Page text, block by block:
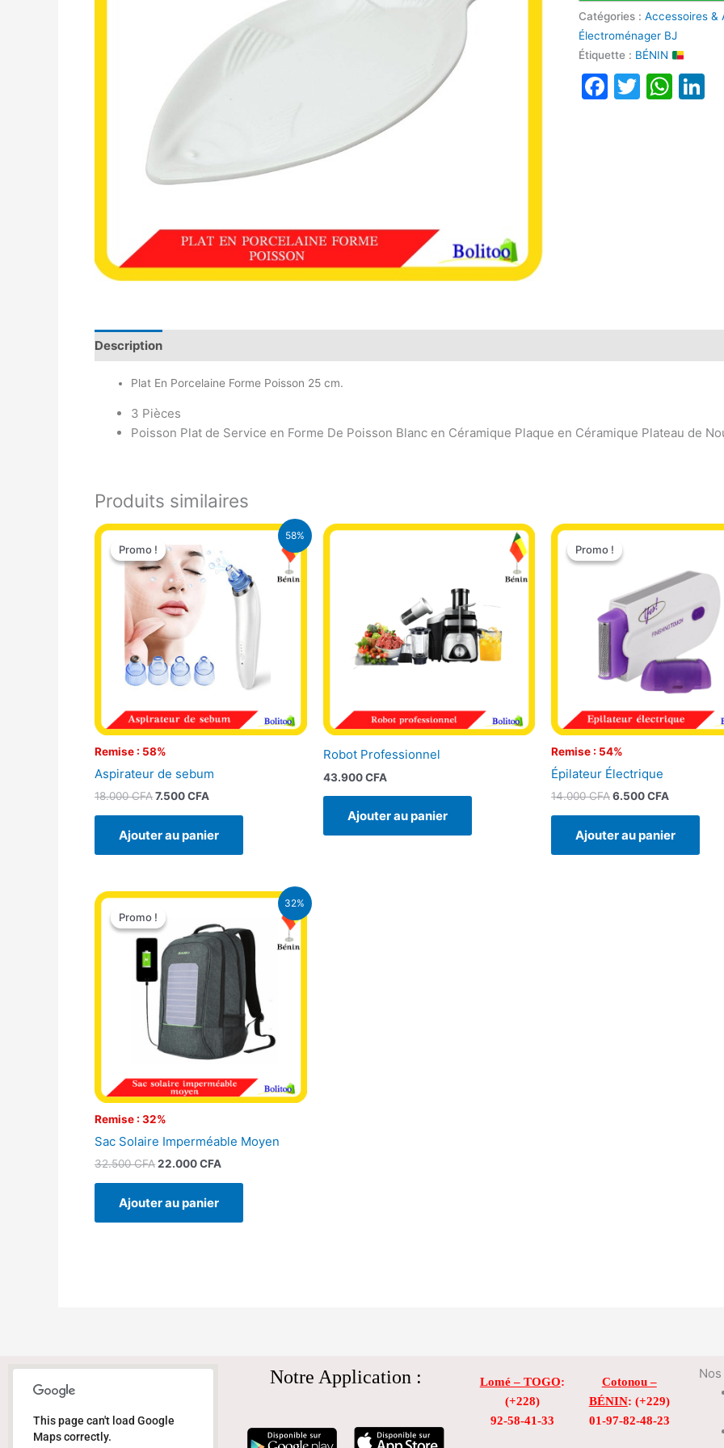
Catégories :Accessoires &
Électroménager BJ
Étiquette : BÉNIN
Facebook
Twitter
Description
Plat En Porcelaine Forme Poisson 25 cm.
3 Pièces
Poisson Plat de Service en Forme De Poisson Blanc en Céramique Plaque en Céramique Plateau de
Produits similaires
58%
Promo !
Remise : 58%
Promo !
Aspirateur de sebum
18.000CFA
Le
prix
initial
était :
18.000 CFA.
7.500CFA
Le
actuel
est :
7.500 CFA.
Ajouter au panier
Robot Professionnel
43.900CFA
Ajouter au panier
Promo !
Remise : 54%
Promo !
Épilateur Électrique
14.000CFA
Le
prix
initial
14.000 CFA.
6.500CFA
Le
est :
6.500 CFA.
Ajouter au panier
32%
Promo !
Remise : 32%
Promo !
Sac Solaire Imperméable Moyen
32.500CFA
Le
initial
était :
32.500 CFA.
22.000CFA
Le
actuel
est :
22.000 CFA.
Ajouter au panier
This page can't load Google
Maps correctly.
Notre Application : Lomé – TOGO:
(+228)
92-58-41-33
Cotonou –
BÉNIN: (+229)
01-97-82-48-23